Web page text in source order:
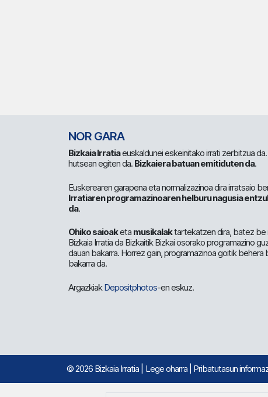
NOR GARA
Bizkaia Irratiaeuskaldunei eskeinitako irrati zerbitzua
hutsean egiten da. Bizkaiera batuan emitiduten da.
Euskerearen garapena eta normalizazinoa dira irratsaio
Irratiaren programazinoaren helburu nagusia
da.
Ohiko saioaketa musikalaktartekatzen dira, batez be
Bizkaia Irratia da Bizkaitik Bizkai osorako programazino
dauan bakarra. Horrez gain, programazinoa goitik behera
bakarra da.
ArgazkiakDepositphotos-en eskuz.
© 2026 Bizkaia Irratia Lege oharra Pribatutasun